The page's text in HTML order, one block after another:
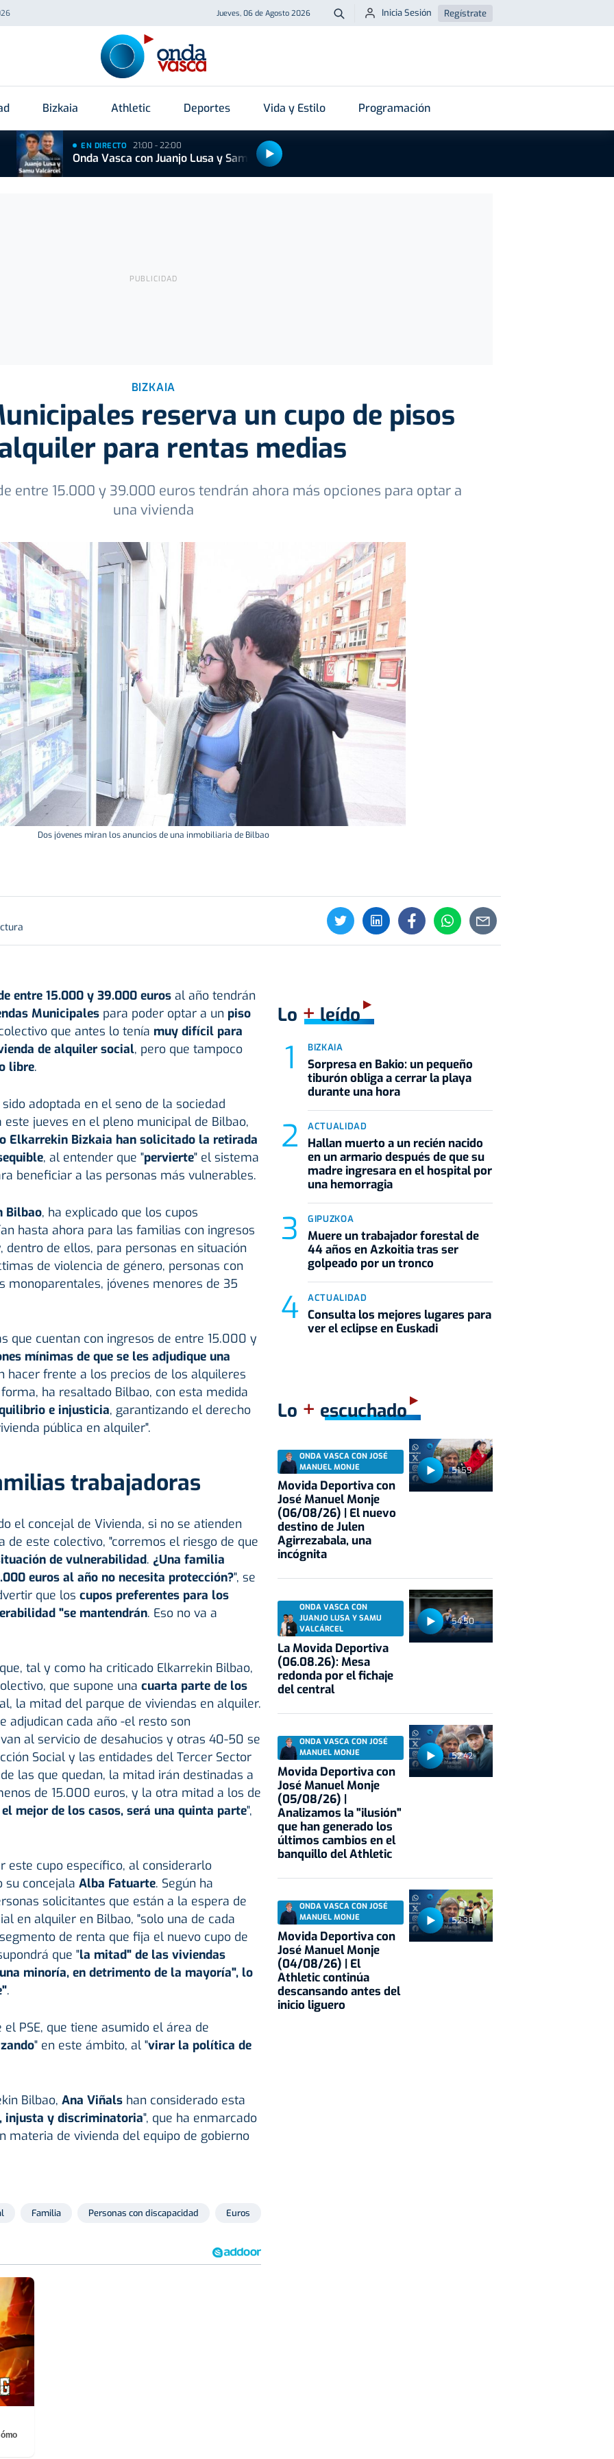
Jueves, 06 de Agosto 2026 Buscar
Inicia Sesión Regístrate
Bizkaia Athletic Deportes Vida y Estilo Programación
EN DIRECTO 21:00 - 22:00
Onda Vasca con Juanjo Lusa y Samu Valcárcel
BIZKAIA
reserva un cupo de pisos
para rentas medias
entre 15.000 y 39.000 euros tendrán ahora más opciones para optar a
una vivienda
Dos jóvenes miran los anuncios de una inmobiliaria de Bilbao
entre 15.000 y 39.000 eurosal año tendrán
Municipalespara poder optar a un piso
que antes lo tenía muy difícil para
de alquiler social, pero que tampoco
libre.
adoptada en el seno de la sociedad
jueves en el pleno municipal de Bilbao,
Elkarrekin Bizkaia han solicitado la retirada
, al entender que "pervierte" el sistema
beneficiar a las personas más vulnerables.
Bilbao, ha explicado que los cupos
hasta ahora para las familias con ingresos
de ellos, para personas en situación
de violencia de género, personas con
monoparentales, jóvenes menores de 35
que cuentan con ingresos de entre 15.000 y
mínimas de que se les adjudique una
hacer frente a los precios de los alquileres
ha resaltado Bilbao, con esta medida
e injusticia, garantizando el derecho
pública en alquiler".
trabajadoras
el concejal de Vivienda, si no se atienden
de este colectivo, "corremos el riesgo de que
de vulnerabilidad. ¿Una familia
euros al año no necesita protección?", se
que los cupos preferentes para los
"se mantendrán. Eso no va a
tal y como ha criticado Elkarrekin Bilbao,
que supone una cuarta parte de los
la mitad del parque de viviendas en alquiler.
adjudican cada año -el resto son
al servicio de desahucios y otras 40-50 se
Social y las entidades del Tercer Sector
las que quedan, la mitad irán destinadas a
de 15.000 euros, y la otra mitad a los de
mejor de los casos, será una quinta parte",
este cupo específico, al considerarlo
su concejala Alba Fatuarte. Según ha
solicitantes que están a la espera de
en alquiler en Bilbao, "solo una de cada
de renta que fija el nuevo cupo de
que "la mitad" de las viviendas
minoría, en detrimento de la mayoría", lo
.
PSE, que tiene asumido el área de
" en este ámbito, al "virar la política de
Bilbao, Ana Viñalshan considerado esta
injusta y discriminatoria", que ha enmarcado
materia de vivienda del equipo de gobierno
Familia Personas con discapacidad Euros
Lo +leído
BIZKAIA
Sorpresa en Bakio: un pequeño
tiburón obliga a cerrar la playa
durante una hora
ACTUALIDAD
Hallan muerto a un recién nacido
en un armario después de que su
madre ingresara en el hospital por
una hemorragia
GIPUZKOA
Muere un trabajador forestal de
44 años en Azkoitia tras ser
golpeado por un tronco
ACTUALIDAD
Consulta los mejores lugares para
ver el eclipse en Euskadi
Lo + escuchado
51:59
ONDA VASCA CON JOSÉ
MANUEL MONJE
Movida Deportiva con
José Manuel Monje
(06/08/26) | El nuevo
destino de Julen
Agirrezabala, una
incógnita
54:50
ONDA VASCA CON
JUANJO LUSA Y SAMU
VALCÁRCEL
La Movida Deportiva
(06.08.26): Mesa
redonda por el fichaje
del central
52:42
ONDA VASCA CON JOSÉ
MANUEL MONJE
Movida Deportiva con
José Manuel Monje
(05/08/26) |
Analizamos la "ilusión"
que han generado los
últimos cambios en el
banquillo del Athletic
52:38
ONDA VASCA CON JOSÉ
MANUEL MONJE
Movida Deportiva con
José Manuel Monje
(04/08/26) | El
Athletic continúa
descansando antes del
inicio liguero